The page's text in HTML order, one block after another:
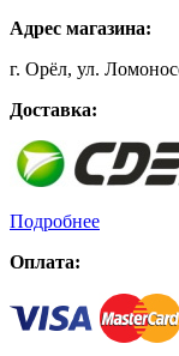
Адрес магазина:
г. Орёл, ул.
Доставка:
Подробнее
Оплата: